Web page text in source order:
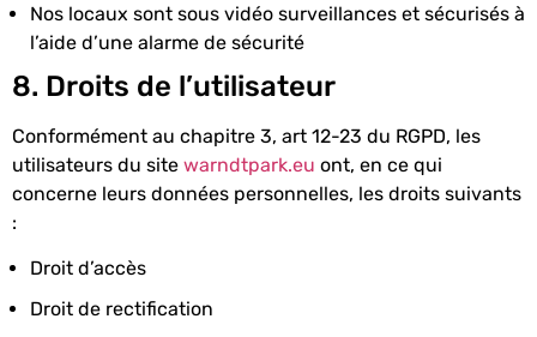
Nos locaux sont sous vidéo surveillances et sécurisés à
l’aide d’une alarme de sécurité
8. Droits de l’utilisateur
Conformément au chapitre 3, art 12-23 du RGPD, les
utilisateurs du site warndtpark.eu ont, en ce qui
concerne leurs données personnelles, les droits suivants
:
Droit d’accès
Droit de rectification